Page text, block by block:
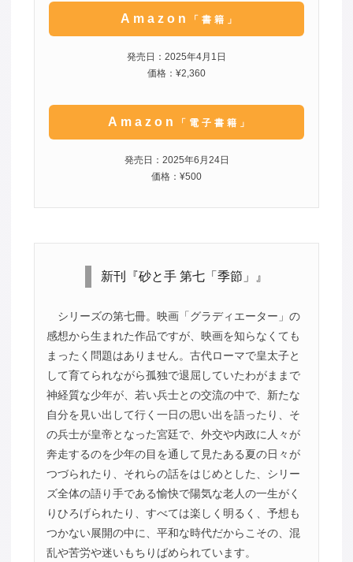
Amazon 「書籍」
発売日：2025年4月1日
価格：¥2,360
Amazon 「電子書籍」
発売日：2025年6月24日
価格：¥500
新刊『砂と手 第七「季節」』
シリーズの第七冊。映画「グラディエーター」の
感想から生まれた作品ですが、映画を知らなくても
まったく問題はありません。古代ローマで皇太子と
して育てられながら孤独で退屈していたわがままで
神経質な少年が、若い兵士との交流の中で、新たな
自分を見い出して行く一日の思い出を語ったり、そ
の兵士が皇帝となった宮廷で、外交や内政に人々が
奔走するのを少年の目を通して見たある夏の日々が
つづられたり、それらの話をはじめとした、シリー
ズ全体の語り手である愉快で陽気な老人の一生がく
りひろげられたり、すべては楽しく明るく、予想も
つかない展開の中に、平和な時代だからこその、混
乱や苦労や迷いもちりばめられています。